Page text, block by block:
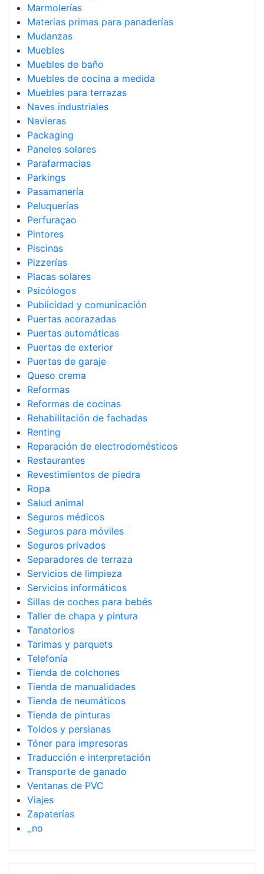
Marmolerías
Materias primas para panaderías
Mudanzas
Muebles
Muebles de baño
Muebles de cocina a medida
Muebles para terrazas
Naves industriales
Navieras
Packaging
Paneles solares
Parafarmacias
Parkings
Pasamanería
Peluquerías
Perfuraçao
Pintores
Piscinas
Pizzerías
Placas solares
Psicólogos
Publicidad y comunicación
Puertas acorazadas
Puertas automáticas
Puertas de exterior
Puertas de garaje
Queso crema
Reformas
Reformas de cocinas
Rehabilitación de fachadas
Renting
Reparación de electrodomésticos
Restaurantes
Revestimientos de piedra
Ropa
Salud animal
Seguros médicos
Seguros para móviles
Seguros privados
Separadores de terraza
Servicios de limpieza
Servicios informáticos
Sillas de coches para bebés
Taller de chapa y pintura
Tanatorios
Tarimas y parquets
Telefonía
Tienda de colchones
Tienda de manualidades
Tienda de neumáticos
Tienda de pinturas
Toldos y persianas
Tóner para impresoras
Traducción e interpretación
Transporte de ganado
Ventanas de PVC
Viajes
Zapaterías
_no